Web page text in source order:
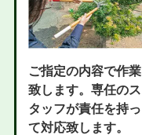
ご指定の内容で作業
致します。専任のス
タッフが責任を持っ
て対応致します。